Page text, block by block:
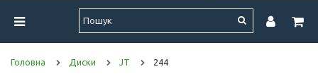
Головна Диски JT 244